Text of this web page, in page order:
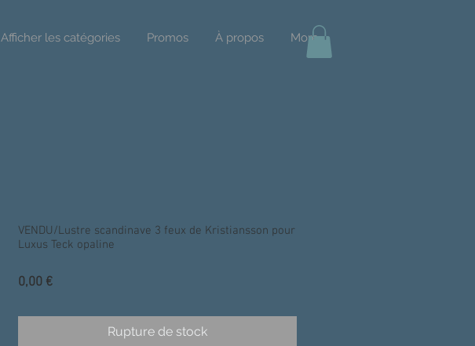
Afficher les catégories Promos À propos More
VENDU/Lustre scandinave 3 feux de Kristiansson pour
Luxus Teck opaline
0,00 €Prix
Rupture de stock